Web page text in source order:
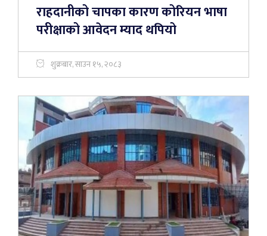
राहदानीको चापका कारण कोरियन भाषा
परीक्षाको आवेदन म्याद थपियो
शुक्रबार, साउन १५, २०८३